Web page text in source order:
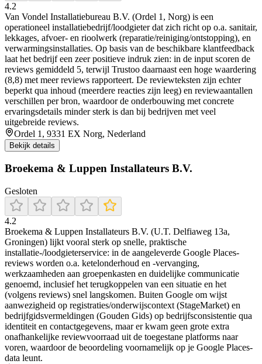
4.2
Van Vondel Installatiebureau B.V. (Ordel 1, Norg) is een
operationeel installatiebedrijf/loodgieter dat zich richt op o.a. sanitair,
lekkages, afvoer- en rioolwerk (reparatie/reiniging/ontstopping), en
verwarmingsinstallaties. Op basis van de beschikbare klantfeedback
laat het bedrijf een zeer positieve indruk zien: in de input scoren de
reviews gemiddeld 5, terwijl Trustoo daarnaast een hoge waardering
(8,8) met meer reviews rapporteert. De reviewteksten zijn echter
beperkt qua inhoud (meerdere reacties zijn leeg) en reviewaantallen
verschillen per bron, waardoor de onderbouwing met concrete
ervaringsdetails minder sterk is dan bij bedrijven met veel
uitgebreide reviews.
Ordel 1, 9331 EX Norg, Nederland
Bekijk details
Broekema & Luppen Installateurs B.V.
Gesloten
4.2
Broekema & Luppen Installateurs B.V. (U.T. Delfiaweg 13a,
Groningen) lijkt vooral sterk op snelle, praktische
installatie-/loodgieterservice: in de aangeleverde Google Places-
reviews worden o.a. ketelonderhoud en -vervanging,
werkzaamheden aan groepenkasten en duidelijke communicatie
genoemd, inclusief het terugkoppelen van een situatie en het
(volgens reviews) snel langskomen. Buiten Google om wijst
aanwezigheid op registraties/onderwijscontext (StageMarket) en
bedrijfgidsvermeldingen (Gouden Gids) op bedrijfsconsistentie qua
identiteit en contactgegevens, maar er kwam geen grote extra
onafhankelijke reviewvoorraad uit de toegestane platforms naar
voren, waardoor de beoordeling voornamelijk op je Google Places-
data leunt.